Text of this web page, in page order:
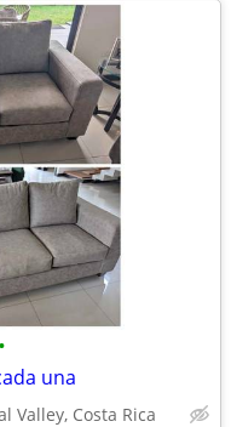
•
una
Valley, Costa Rica